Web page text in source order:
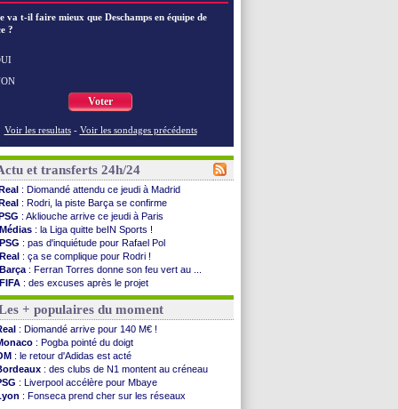
va t-il faire mieux que Deschamps en équipe de
?
Voter
Voir les resultats - Voir les sondages précédents
et transferts 24h/24
: Diomandé attendu ce jeudi à Madrid
: Rodri, la piste Barça se confirme
: Akliouche arrive ce jeudi à Paris
Médias : la Liga quitte beIN Sports !
PSG : pas d'inquiétude pour Rafael Pol
Real : ça se complique pour Rodri !
Barça : Ferran Torres donne son feu vert au ...
FIFA : des excuses après le projet
: c'est fait pour Fekir (officiel)
Real : réponse imminente de Vinicius
Arsenal: Nørgaard transféré à Everton (off.)
Al-Ahli: Deschamps a discuté !
PSG: Luis Enrique satisfait malgré tout
: Pogba pointé du doigt
: Zabiri n'est pas fan de la L1
: une offre de Fulham pour Aït Boudlal
: Thomasson et Cresswell réconciliés
+ populaires du moment
: Diomandé arrive pour 140 M€ !
: Pogba pointé du doigt
: le retour d'Adidas est acté
: des clubs de N1 montent au créneau
: Liverpool accélère pour Mbaye
: Fonseca prend cher sur les réseaux